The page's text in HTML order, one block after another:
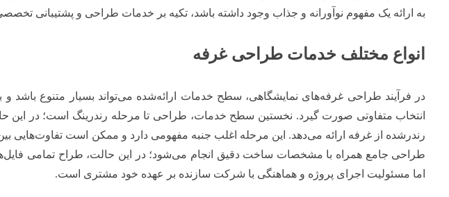
به ارائه یک مفهوم نوآورانه و جذاب وجود داشته باشد، تکیه بر خدمات طراحی و پشتیبانی
انواع مختلف خدمات طراحی غرفه
در فرآیند طراحی غرفه‌های نمایشگاهی، سطح خدمات ارائه‌شده می‌تواند بسیار متنوع باشد
انتخاب متفاوتی صورت گیرد. نخستین سطح خدمات، طراحی تا مرحله رندرینگ است؛ در این
رندرشده از غرفه ارائه می‌دهد. این مرحله اغلب جنبه مفهومی دارد و ممکن است تفاوت‌هایی
طراحی جامع همراه با مشخصات ساخت دقیق انجام می‌شود؛ در این حالت، طراح تمامی فایل‌ها
اما مسئولیت اجرای پروژه و هماهنگی با شرکت سازنده بر عهده خود مشتری است.